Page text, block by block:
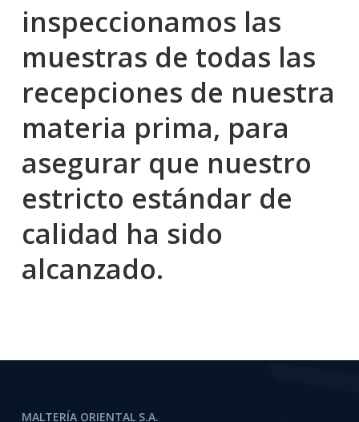
inspeccionamos las
muestras de todas las
recepciones de nuestra
materia prima, para
asegurar que nuestro
estricto estándar de
calidad ha sido
alcanzado.
MALTERÍA ORIENTAL S.A.